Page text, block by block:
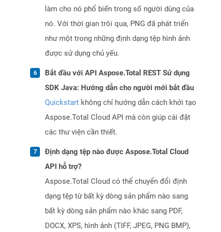
làm cho nó phổ biến trong số người dùng của
nó. Với thời gian trôi qua, PNG đã phát triển
như một trong những định dạng tệp hình ảnh
được sử dụng chủ yếu.
Bắt đầu với API Aspose.Total REST Sử dụng
SDK Java: Hướng dẫn cho người mới bắt đầu
Quickstart không chỉ hướng dẫn cách khởi tạo
Aspose.Total Cloud API mà còn giúp cài đặt
các thư viện cần thiết.
Định dạng tệp nào được Aspose.Total Cloud
API hỗ trợ?
Aspose.Total Cloud có thể chuyển đổi định
dạng tệp từ bất kỳ dòng sản phẩm nào sang
bất kỳ dòng sản phẩm nào khác sang PDF,
DOCX, XPS, hình ảnh (TIFF, JPEG, PNG BMP),